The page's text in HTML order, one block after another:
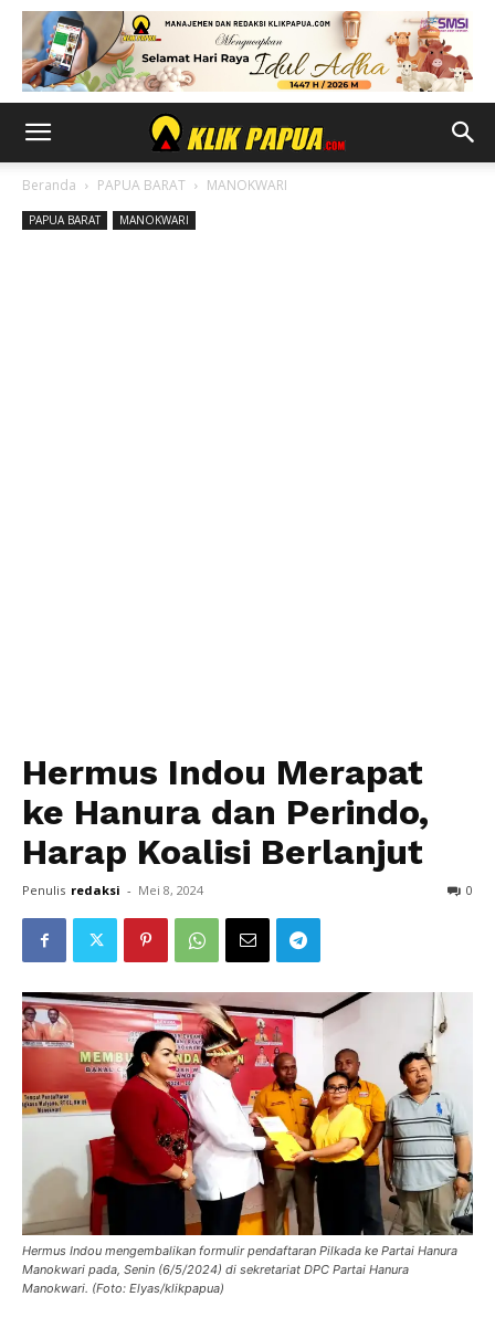
Beranda PAPUA BARAT MANOKWARI
PAPUA BARAT MANOKWARI
Hermus Indou Merapat
ke Hanura dan Perindo,
Harap Koalisi Berlanjut
Penulis redaksi - Mei 8, 2024 0
Hermus Indou mengembalikan formulir pendaftaran Pilkada ke Partai Hanura
Manokwari pada, Senin (6/5/2024) di sekretariat DPC Partai Hanura
Manokwari. (Foto: Elyas/klikpapua)